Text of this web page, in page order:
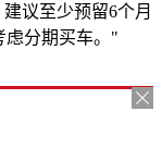
议至少预留6个月
虑分期买车。"